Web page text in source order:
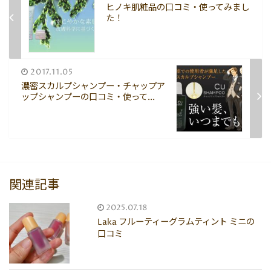
ヒノキ肌粧品の口コミ・使ってみまし
た！
2017.11.05
濃密スカルプシャンプー・チャップア
ップシャンプーの口コミ・使って...
関連記事
2025.07.18
Laka フルーティーグラムティント ミニの
口コミ